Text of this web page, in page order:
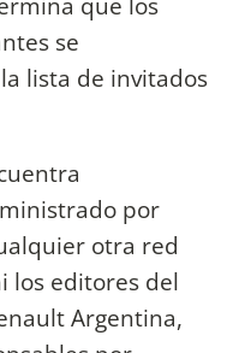
se
lista de invitados
por
otra red
los editores del
Argentina,